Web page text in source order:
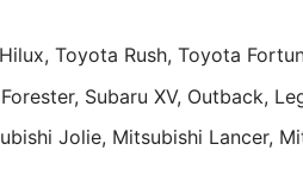
Toyota Rush, Toyota
Subaru XV, Outback,
Jolie, Mitsubishi Lancer,